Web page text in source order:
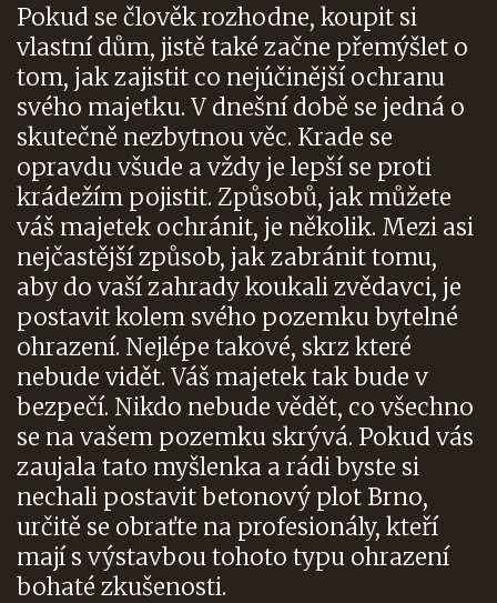
Pokud se člověk rozhodne, koupit si
vlastní dům, jistě také začne přemýšlet o
tom, jak zajistit co nejúčinější ochranu
svého majetku. V dnešní době se jedná o
skutečně nezbytnou věc. Krade se
opravdu všude a vždy je lepší se proti
krádežím pojistit. Způsobů, jak můžete
váš majetek ochránit, je několik. Mezi asi
nejčastější způsob, jak zabránit tomu,
aby do vaší zahrady koukali zvědavci, je
postavit kolem svého pozemku bytelné
ohrazení. Nejlépe takové, skrz které
nebude vidět. Váš majetek tak bude v
bezpečí. Nikdo nebude vědět, co všechno
se na vašem pozemku skrývá. Pokud vás
zaujala tato myšlenka a rádi byste si
nechali postavitbetonový plot Brno,
určitě se obraťte na profesionály, kteří
mají s výstavbou tohoto typu ohrazení
bohaté zkušenosti.